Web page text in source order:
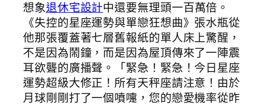
想象退休宅設計中還要無理頭一百萬倍。
《失控的星座運勢與單戀狂想曲》張水瓶從
他那張覆蓋著七層舊報紙的單人床上驚醒，
不是因為鬧鐘，而是因為屋頂傳來了一陣震
耳欲聾的廣播聲。「緊急！緊急！今日星座
運勢超級大修正！所有天秤座請注意！由於
月球剛剛打了一個噴嚏，您的戀愛機率從昨